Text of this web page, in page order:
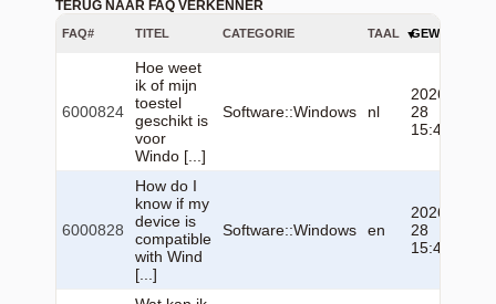
TERUG NAAR FAQ VERKENNER
FAQ# TITEL CATEGORIE TAAL GEWIJZIGD
6000824
Hoe weet
ik of mijn
toestel
geschikt is
voor
Windo [...]
Software::Windows nl
2026-01-
28
15:47:16
6000828
How do I
know if my
device is
compatible
with Wind
[...]
Software::Windows en
2026-01-
28
15:48:30